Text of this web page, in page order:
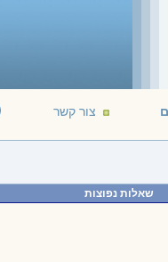
צור קשר
שאלות נפוצות